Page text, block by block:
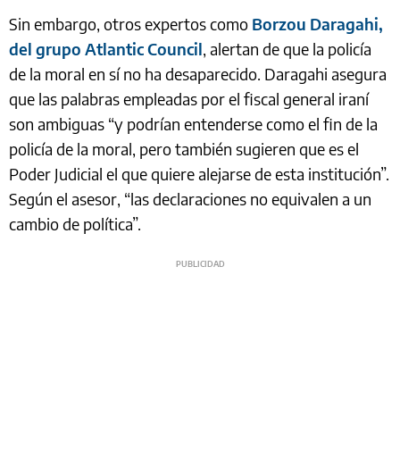
Sin embargo, otros expertos como Borzou Daragahi,
del grupo Atlantic Council, alertan de que la policía
de la moral en sí no ha desaparecido. Daragahi asegura
que las palabras empleadas por el fiscal general iraní
son ambiguas “y podrían entenderse como el fin de la
policía de la moral, pero también sugieren que es el
Poder Judicial el que quiere alejarse de esta institución”.
Según el asesor, “las declaraciones no equivalen a un
cambio de política”.